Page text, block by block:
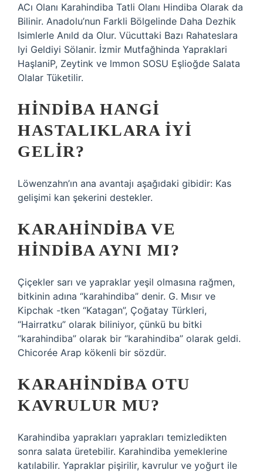
ACı Olanı Karahindiba Tatli Olanı Hindiba Olarak da
Bilinir. Anadolu’nun Farkli Bölgelinde Daha Dezhik
Isimlerle Anıld da Olur. Vücuttaki Bazı Rahateslara
Iyi Geldiyi Sölanir. İzmir Mutfağhinda Yapraklari
HaşlaniP, Zeytink ve lmmon SOSU Eşlioğde ​​Salata
Olalar Tüketilir.
HINDIBA HANGI
HASTALIKLARA IYI
GELIR?
Löwenzahn’ın ana avantajı aşağıdaki gibidir: Kas
gelişimi kan şekerini destekler.
KARAHINDIBA VE
HINDIBA AYNI MI?
Çiçekler sarı ve yapraklar yeşil olmasına rağmen,
bitkinin adına “karahindiba” denir. G. Mısır ve
Kipchak -tken “Katagan”, Çoğatay Türkleri,
“Hairratku” olarak biliniyor, çünkü bu bitki
“karahindiba” olarak bir “karahindiba” olarak geldi.
Chicorée Arap kökenli bir sözdür.
KARAHINDIBA OTU
KAVRULUR MU?
Karahindiba yaprakları yaprakları temizledikten
sonra salata üretebilir. Karahindiba yemeklerine
katılabilir. Yapraklar pişirilir, kavrulur ve yoğurt ile